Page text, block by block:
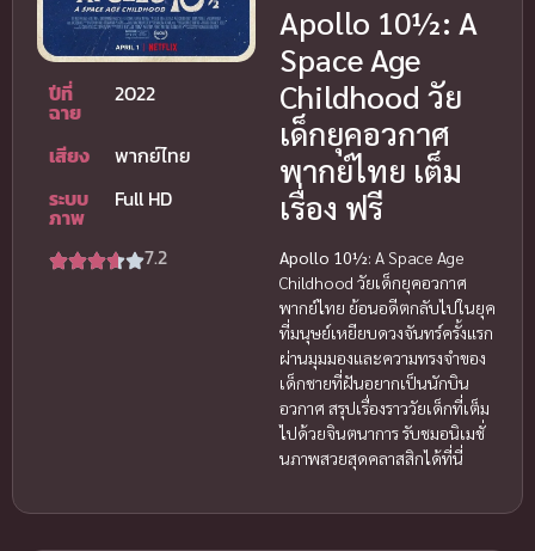
ปีที่
ฉาย
2022
เสียง
พากย์ไทย
ระบบ
ภาพ
Full HD
7.2
Apollo 10½: A
Space Age
Childhood วัย
เด็กยุคอวกาศ
พากย์ไทย เต็ม
เรื่อง ฟรี
Apollo 10½: A Space Age
Childhood วัยเด็กยุคอวกาศ
พากย์ไทย ย้อนอดีตกลับไปในยุค
ที่มนุษย์เหยียบดวงจันทร์ครั้งแรก
ผ่านมุมมองและความทรงจำของ
เด็กชายที่ฝันอยากเป็นนักบิน
อวกาศ สรุปเรื่องราววัยเด็กที่เต็ม
ไปด้วยจินตนาการ รับชมอนิเมชั่
นภาพสวยสุดคลาสสิกได้ที่นี่